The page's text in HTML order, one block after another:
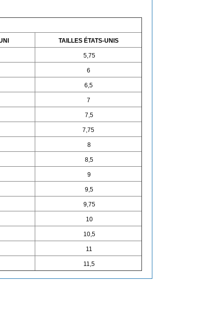
TAILLES ÉTATS-UNIS
5,75
6
6,5
7
7,5
7,75
8
8,5
9
9,5
9,75
10
10,5
11
11,5